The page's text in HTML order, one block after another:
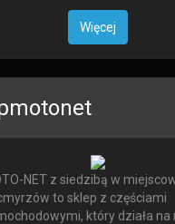
Więcej
NET z siedzibą w
to sklep z częściami
który działa na